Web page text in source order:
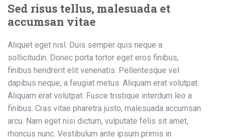
Sed risus tellus, malesuada et
accumsan vitae
Aliquet eget nisl. Duis semper quis neque a
sollicitudin. Donec porta tortor eget eros finibus,
finibus hendrerit elit venenatis. Pellentesque vel
dapibus neque, a feugiat metus. Aliquam erat volutpat.
Aliquam erat volutpat. Fusce tristique interdum leo a
finibus. Cras vitae pharetra justo, malesuada accumsan
arcu. Nam eget nisi dictum, vulputate felis sit amet,
rhoncus nunc. Vestibulum ante ipsum primis in